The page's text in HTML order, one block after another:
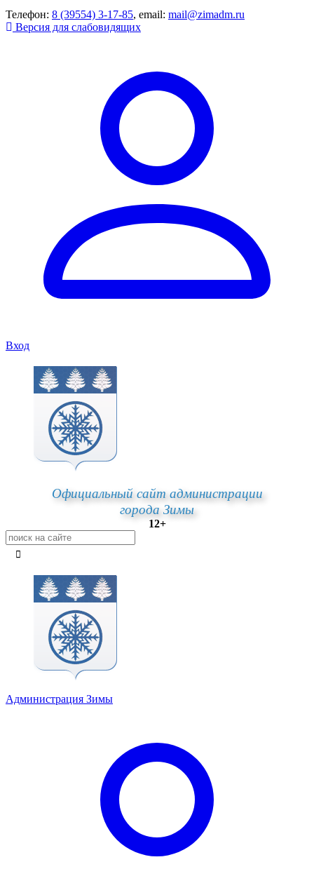
Телефон: 8 (39554) 3-17-85, email: mail@zimadm.ru
Версия для слабовидящих
Вход
Официальный сайт администрации
города Зимы
12+
Администрация Зимы